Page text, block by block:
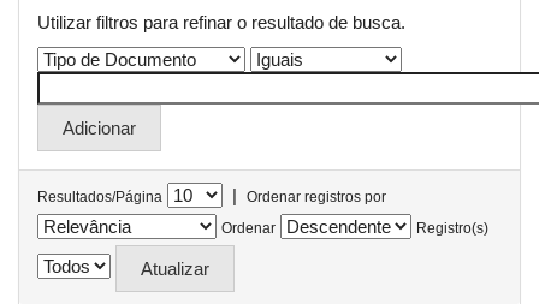
Utilizar filtros para refinar o resultado de busca.
Resultados/Página |
Ordenar registros por
Ordenar
Registro(s)